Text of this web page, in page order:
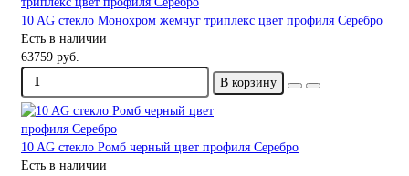
10 AG стекло Монохром жемчуг триплекс цвет профиля Серебро
Есть в наличии
63759 руб.
В корзину
10 AG стекло Ромб черный цвет профиля Серебро
Есть в наличии